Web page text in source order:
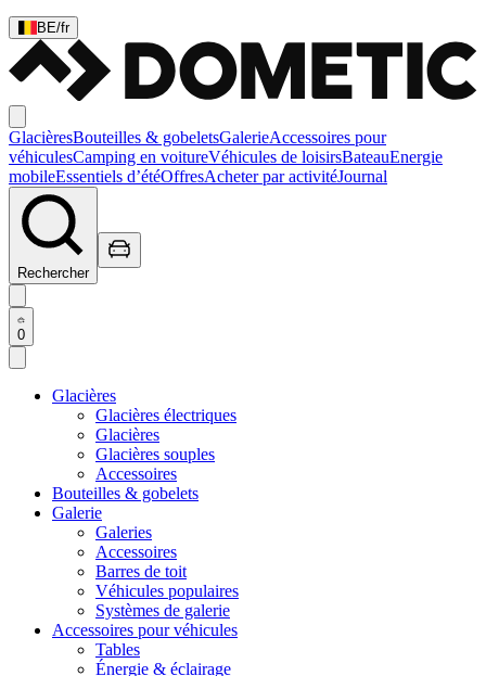
BE/fr
GlacièresBouteilles & gobeletsGalerieAccessoires pour
véhiculesCamping en voitureVéhicules de loisirsBateauEnergie
mobileEssentiels d’étéOffresAcheter par activitéJournal
Rechercher
0
Glacières
Glacières électriques
Glacières
Glacières souples
Accessoires
Bouteilles & gobelets
Galerie
Galeries
Accessoires
Barres de toit
Véhicules populaires
Systèmes de galerie
Accessoires pour véhicules
Tables
Énergie & éclairage